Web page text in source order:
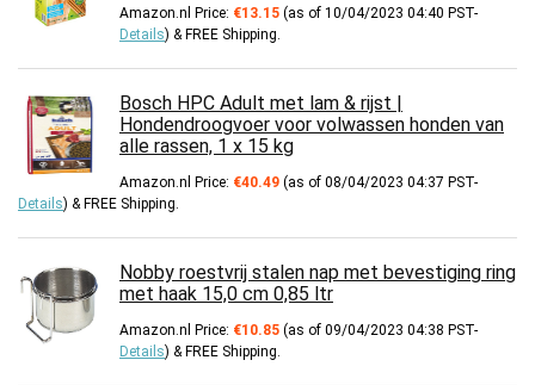
Amazon.nl Price: €13.15 (as of 10/04/2023 04:40 PST-
Details) & FREE Shipping
Bosch HPC Adult met lam & rijst |
Hondendroogvoer voor volwassen honden van
alle rassen, 1 x 15 kg
Amazon.nl Price: €40.49 (as of 08/04/2023 04:37 PST-
Details) & FREE Shipping
Nobby roestvrij stalen nap met bevestiging ring
met haak 15,0 cm 0,85 ltr
Amazon.nl Price: €10.85 (as of 09/04/2023 04:38 PST-
Details) & FREE Shipping